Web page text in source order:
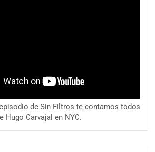
de Sin Filtros te contamos todos
Hugo Carvajal en NYC.